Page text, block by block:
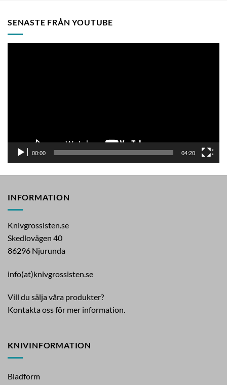
SENASTE FRÅN YOUTUBE
00:00 04:20
INFORMATION
Knivgrossisten.se
Skedlovägen 40
86296 Njurunda
info(at)knivgrossisten.se
Vill du sälja våra produkter?
Kontakta oss för mer information.
KNIVINFORMATION
Bladform